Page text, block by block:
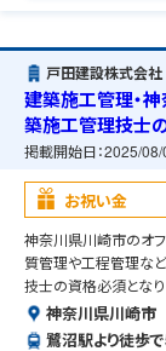
戸田建設株式会社
建築施工管理・
築施工管理技士
掲載開始日：2025/08/
お祝い金
神奈川県川崎市のオ
質管理や工程管理な
技士の資格必須となり
神奈川県川崎市
鷺沼駅より徒歩